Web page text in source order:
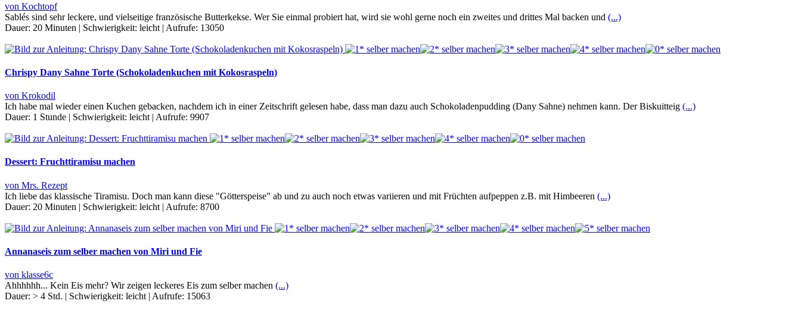
von Kochtopf
Sablés sind sehr leckere, und vielseitige französische Butterkekse. Wer Sie einmal probiert hat, wird sie wohl gerne noch ein zweites und drittes Mal backen und (...)
Dauer: 20 Minuten | Schwierigkeit: leicht | Aufrufe: 13050
Chrispy Dany Sahne Torte (Schokoladenkuchen mit Kokosraspeln)
von Krokodil
Ich habe mal wieder einen Kuchen gebacken, nachdem ich in einer Zeitschrift gelesen habe, dass man dazu auch Schokoladenpudding (Dany Sahne) nehmen kann. Der Biskuitteig (...)
Dauer: 1 Stunde | Schwierigkeit: leicht | Aufrufe: 9907
Dessert: Fruchttiramisu machen
von Mrs. Rezept
Ich liebe das klassische Tiramisu. Doch man kann diese "Götterspeise" ab und zu auch noch etwas variieren und mit Früchten aufpeppen z.B. mit Himbeeren (...)
Dauer: 20 Minuten | Schwierigkeit: leicht | Aufrufe: 8700
Annanaseis zum selber machen von Miri und Fie
von klasse6c
Ahhhhhh... Kein Eis mehr? Wir zeigen leckeres Eis zum selber machen (...)
Dauer: > 4 Std. | Schwierigkeit: leicht | Aufrufe: 15063